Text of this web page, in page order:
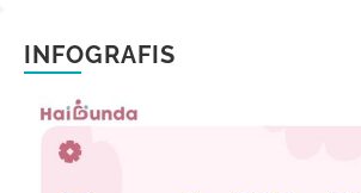
INFOGRAFIS